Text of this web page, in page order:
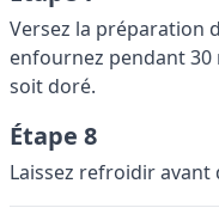
Versez la préparation
enfournez pendant 30
soit doré.
Étape 8
Laissez refroidir avant